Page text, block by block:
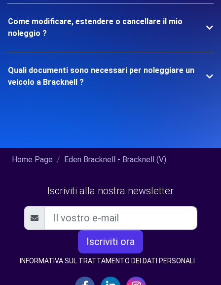
Come modificare, estendere o cancellare il mio
noleggio ?
Quali documenti sono necessari per noleggiare un
veicolo a Bracknell ?
Home Page Eden Bracknell - Bracknell (V)
Iscriviti alla nostra newsletter
Iscriviti ora
INFORMATIVA SUL TRATTAMENTO DEI DATI PERSONALI